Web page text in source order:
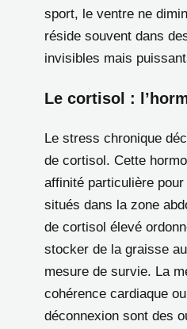
sport, le ventre ne
réside souvent dans
invisibles mais
Le cortisol :
Le stress chronique
de cortisol. Cette
affinité particulière
situés dans la zone
de cortisol élevé
stocker de la graisse
mesure de survie. La
cohérence cardiaque
déconnexion sont des